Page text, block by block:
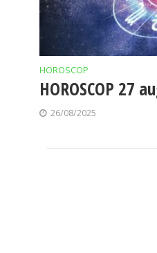
HOROSCOP
HOROSCOP 27
26/08/2025